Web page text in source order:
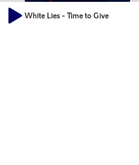
White Lies - Time to Give